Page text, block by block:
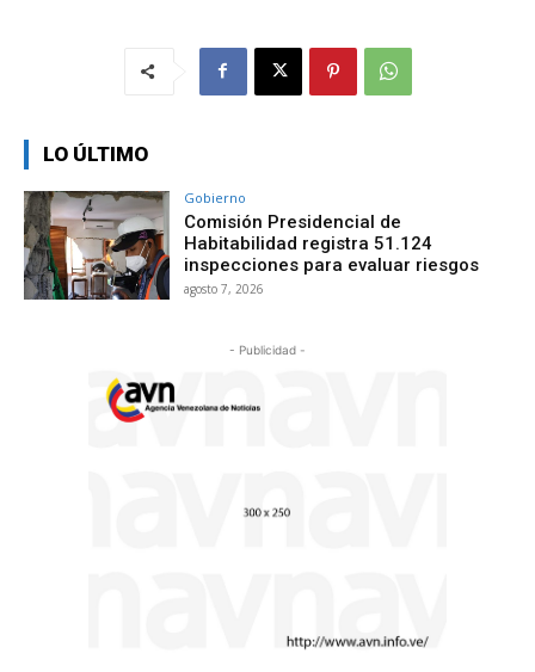
LO ÚLTIMO
Gobierno
Comisión Presidencial de
Habitabilidad registra 51.124
inspecciones para evaluar riesgos
agosto 7, 2026
- Publicidad -